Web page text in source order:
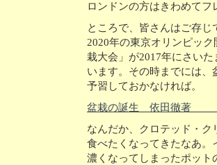
ロンドンの方はきわめてフ
ところで、皆さんはご存じ
2020年の東京オリンピッ
栽大会」が2017年にさい
います。その時までには
予習しておかなければ。
盆栽の誕生 依田徹著
なんだか、クロテッド・
食べたくなってきたなあ。
濃くなってしまったポット